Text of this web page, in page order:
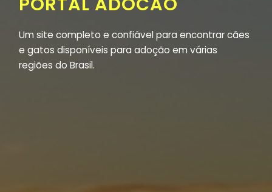
Um site completo e confiável para encontrar cães
e gatos disponíveis para adoção em várias
regiões do Brasil.